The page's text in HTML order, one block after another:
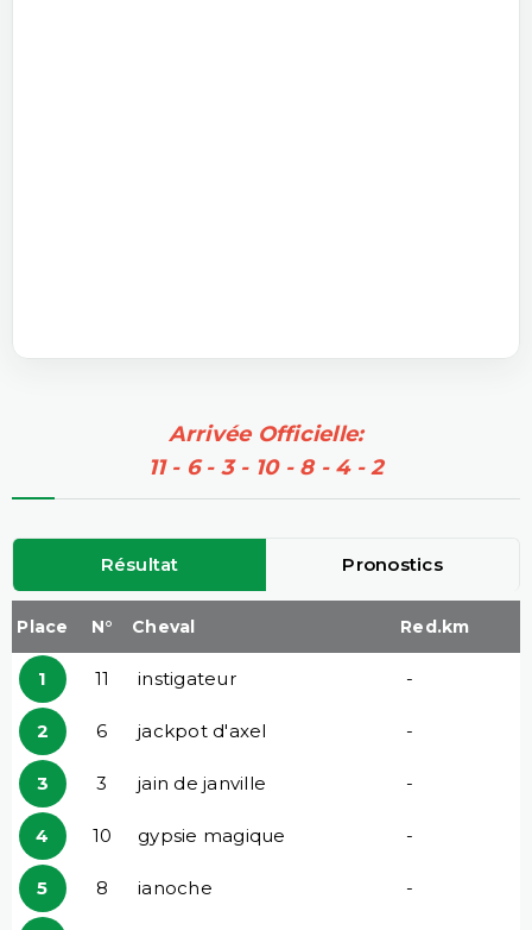
Arrivée Officielle:
11 - 6 - 3 - 10 - 8 - 4 - 2
Résultat Pronostics
Place N° Cheval Red.km
1 11 instigateur -
2 6 jackpot d'axel -
3 3 jain de janville -
4 10 gypsie magique -
5 8 ianoche -